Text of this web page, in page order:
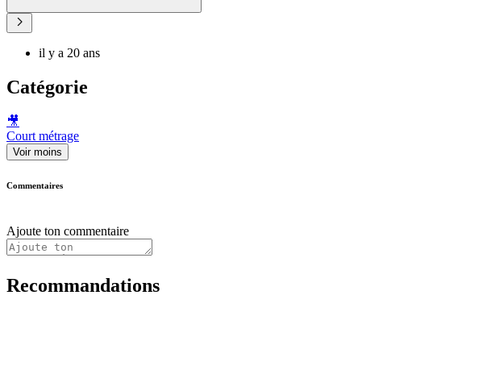
il y a 20 ans
Catégorie
🎥
Court métrage
Voir moins
Commentaires
Ajoute ton commentaire
Recommandations